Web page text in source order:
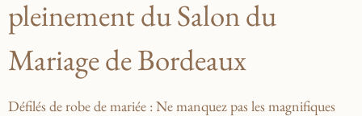
pleinement du Salon du
Mariage de Bordeaux
Défilés de robe de mariée : Ne manquez pas les magnifiques